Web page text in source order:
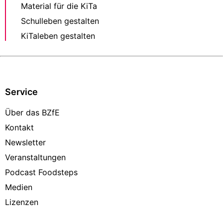
Material für die KiTa
Schulleben gestalten
KiTaleben gestalten
Service
Über das BZfE
Kontakt
Newsletter
Veranstaltungen
Podcast Foodsteps
Medien
Lizenzen